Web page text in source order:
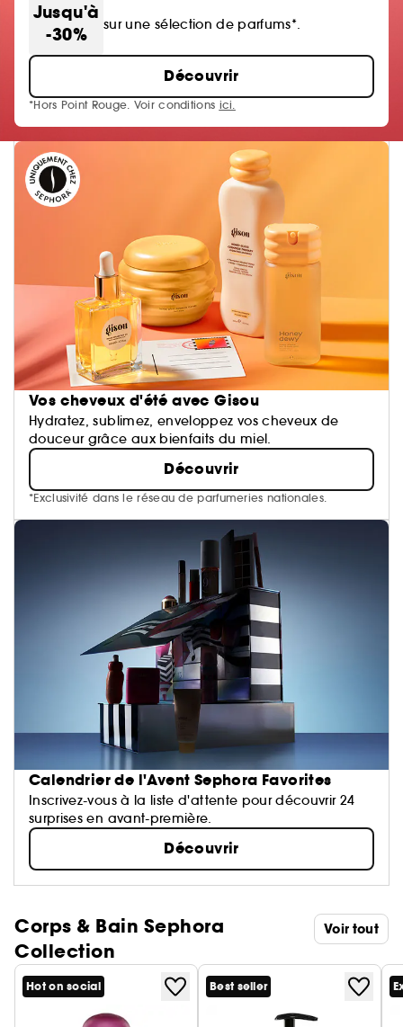
Jusqu'à
-30%
sur une sélection de parfums*.
Découvrir
*Hors Point Rouge. Voir conditions ici.
Vos cheveux d'été avec Gisou
Hydratez, sublimez, enveloppez vos cheveux de
douceur grâce aux bienfaits du miel.
Découvrir
*Exclusivité dans le réseau de parfumeries nationales.
Calendrier de l'Avent Sephora Favorites
Inscrivez-vous à la liste d'attente pour découvrir 24
surprises en avant-première.
Découvrir
Corps & Bain Sephora
Collection
Voir tout
Hot on social Best seller